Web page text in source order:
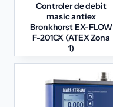
Controler de debit
masic antiex
Bronkhorst EX-FLOW
F-201CX (ATEX Zona
1)